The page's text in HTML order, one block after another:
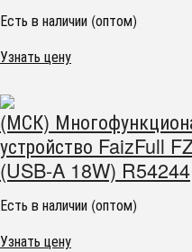
Есть в наличии (оптом)
Узнать цену
(МСК)
устройство FaizFull
(USB-A 18W) R54244
Есть в наличии (оптом)
Узнать цену